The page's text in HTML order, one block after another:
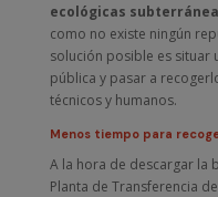
ecológicas
como no existe ningún
solución posible es situar
pública y pasar a
técnicos y humanos.
Menos tiempo para
A la hora de descargar la
Planta de Transferencia